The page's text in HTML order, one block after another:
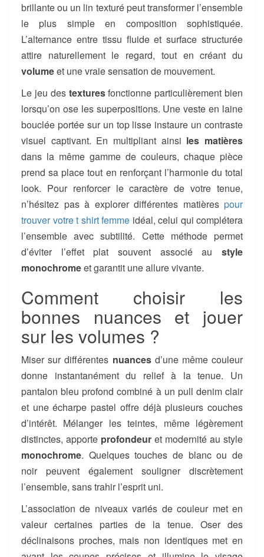
brillante ou un lin texturé peut transformer l’ensemble
le plus simple en composition sophistiquée.
L’alternance entre tissu fluide et surface structurée
attire naturellement le regard, tout en créant du
volumeet une vraie sensation de mouvement.
Le jeu des texturesfonctionne particulièrement bien
lorsqu’on ose les superpositions. Une veste en laine
bouclée portée sur un top lisse instaure un contraste
visuel captivant. En multipliant ainsi les matières
dans la même gamme de couleurs, chaque pièce
prend sa place tout en renforçant l’harmonie du total
look. Pour renforcer le caractère de votre tenue,
n’hésitez pas à explorer différentes matières pour
trouver votre t shirt femme idéal, celui qui complétera
l’ensemble avec subtilité. Cette méthode permet
d’éviter l’effet plat souvent associé au style
monochromeet garantit une allure vivante.
Comment choisir les
bonnes nuances et jouer
sur les volumes ?
Miser sur différentes nuancesd’une même couleur
donne instantanément du relief à la tenue. Un
pantalon bleu profond combiné à un pull denim clair
et une écharpe pastel offre déjà plusieurs couches
d’intérêt. Mélanger les teintes, même légèrement
distinctes, apporte profondeur et modernité au style
monochrome. Quelques touches de blanc ou de
noir peuvent également souligner discrètement
l’ensemble, sans trahir l’esprit uni.
L’association de niveaux variés de couleur met en
valeur certaines parties de la tenue. Oser des
déclinaisons proches, mais non identiques met en